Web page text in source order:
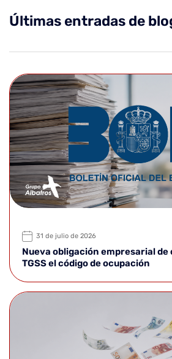
Últimas entradas de
31 de julio de 2026
Nueva obligación empresarial de
TGSS el código de ocupación